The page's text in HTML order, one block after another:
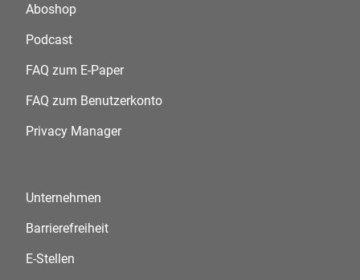
Aboshop
Podcast
FAQ zum E-Paper
FAQ zum Benutzerkonto
Privacy Manager
Unternehmen
Barrierefreiheit
E-Stellen